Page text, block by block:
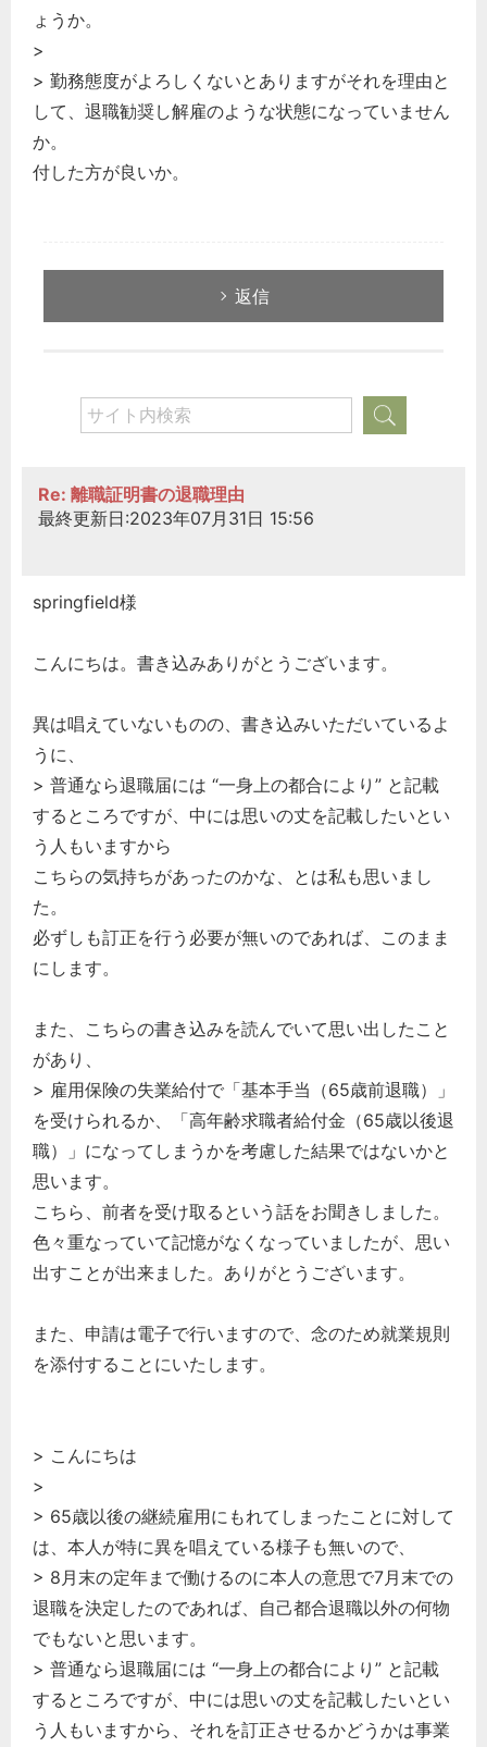
ょうか。
>
> 勤務態度がよろしくないとありますがそれを理由と
して、退職勧奨し解雇のような状態になっていません
か。
付した方が良いか。
返信
Re: 離職証明書の退職理由
最終更新日:2023年07月31日 15:56
springfield様
こんにちは。書き込みありがとうございます。
異は唱えていないものの、書き込みいただいているよ
うに、
> 普通なら退職届には “一身上の都合により” と記載
するところですが、中には思いの丈を記載したいとい
う人もいますから
こちらの気持ちがあったのかな、とは私も思いまし
た。
必ずしも訂正を行う必要が無いのであれば、このまま
にします。
また、こちらの書き込みを読んでいて思い出したこと
があり、
> 雇用保険の失業給付で「基本手当（65歳前退職）」
を受けられるか、「高年齢求職者給付金（65歳以後退
職）」になってしまうかを考慮した結果ではないかと
思います。
こちら、前者を受け取るという話をお聞きしました。
色々重なっていて記憶がなくなっていましたが、思い
出すことが出来ました。ありがとうございます。
また、申請は電子で行いますので、念のため就業規則
を添付することにいたします。
> こんにちは
>
> 65歳以後の継続雇用にもれてしまったことに対して
は、本人が特に異を唱えている様子も無いので、
> 8月末の定年まで働けるのに本人の意思で7月末での
退職を決定したのであれば、自己都合退職以外の何物
でもないと思います。
> 普通なら退職届には “一身上の都合により” と記載
するところですが、中には思いの丈を記載したいとい
う人もいますから、それを訂正させるかどうかは事業
どのカテゴリーに投稿しますか？
選択してください
税務経理
総務の給湯室
次へ